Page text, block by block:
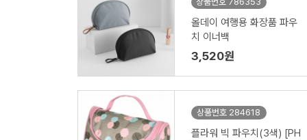
올데이 여행용 화장품 파우
치 이너백
3,520원
상품번호 284618
플라워 빅 파우치(3색) [PH